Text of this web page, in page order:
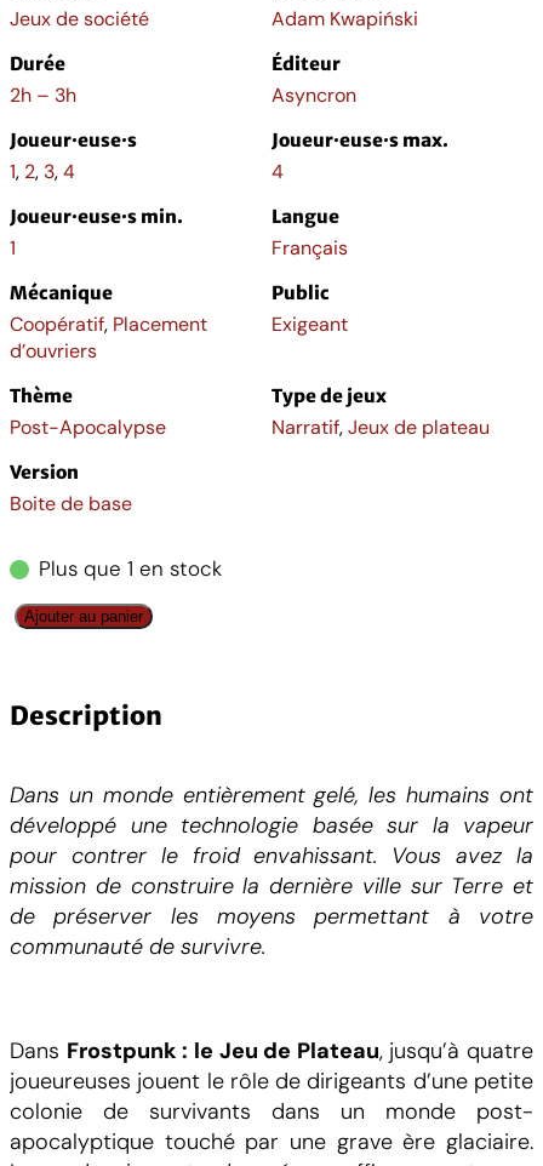
Jeux de société Adam Kwapiński
Durée
2h – 3h
Éditeur
Asyncron
Joueur·euse·s
1, 2, 3,4
Joueur·euse·s max.
4
Joueur·euse·s min.
1
Langue
Français
Mécanique
Coopératif, Placement
d’ouvriers
Public
Exigeant
Thème
Post-Apocalypse
Type de jeux
Narratif,Jeux de plateau
Version
Boite de base
Plus que 1 en stock
q
n
t
é
d
e
F
r
t
p
u
n
Ajouter au panier
Description
Dans un monde entièrement gelé, les humains ont
développé une technologie basée sur la vapeur
pour contrer le froid envahissant. Vous avez la
mission de construire la dernière ville sur Terre et
de préserver les moyens permettant à votre
communauté de survivre.
Dans Frostpunk : le Jeu de Plateau, jusqu’à quatre
joueureuses jouent le rôle de dirigeants d’une petite
colonie de survivants dans un monde post-
apocalyptique touché par une grave ère glaciaire.